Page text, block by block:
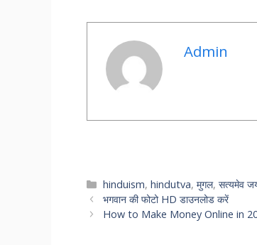
Admin
Categories
hinduism,hindutva,मुगल,सत्यमेव
भगवान की फोटो HD डाउनलोड करें
How to Make Money Online in